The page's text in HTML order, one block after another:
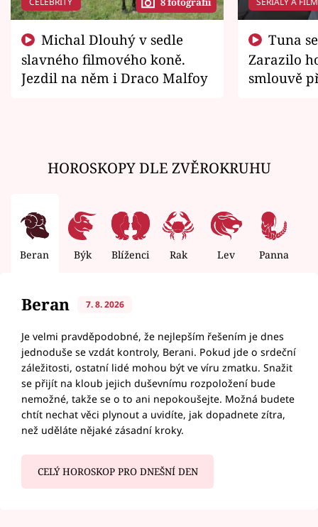
slavného filmového koně.
Jezdil na něm i Draco Malfoy
Zarazilo
smlouvě
HOROSKOPY DLE ZVĚROKRUHU
Beran Býk Blíženci Rak Lev Panna
Beran 7. 8. 2026
Je velmi pravděpodobné, že nejlepším řešením je dnes
jednoduše se vzdát kontroly, Berani. Pokud jde o srdeční
záležitosti, ostatní lidé mohou být ve víru zmatku. Snažit
se přijít na kloub jejich duševnímu rozpoložení bude
nemožné, takže se o to ani nepokoušejte. Možná budete
chtít nechat věci plynout a uvidíte, jak dopadnete zítra,
než uděláte nějaké zásadní kroky.
CELÝ HOROSKOP PRO DNEŠNÍ DEN